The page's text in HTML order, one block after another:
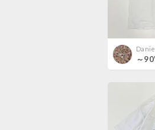
Daniel